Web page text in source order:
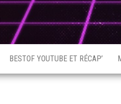
BESTOF YOUTUBE ET RÉCAP’